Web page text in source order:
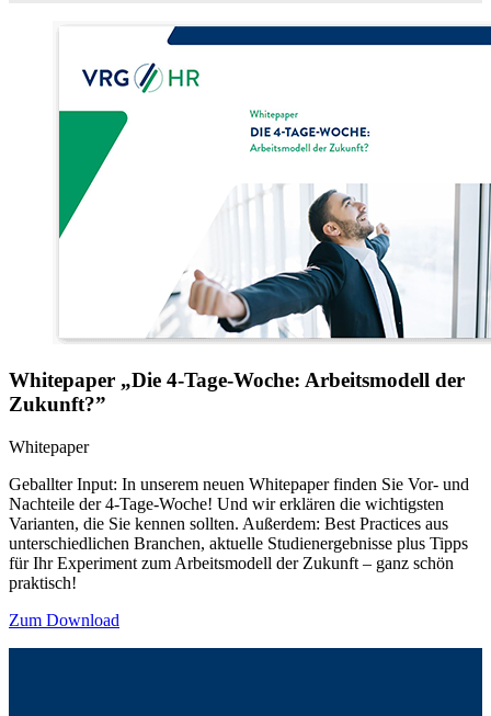
Whitepaper „Die 4-Tage-Woche: Arbeitsmodell der
Zukunft?”
Whitepaper
Geballter Input: In unserem neuen Whitepaper finden Sie Vor- und
Nachteile der 4-Tage-Woche! Und wir erklären die wichtigsten
Varianten, die Sie kennen sollten. Außerdem: Best Practices aus
unterschiedlichen Branchen, aktuelle Studienergebnisse plus Tipps
für Ihr Experiment zum Arbeitsmodell der Zukunft – ganz schön
praktisch!
Zum Download